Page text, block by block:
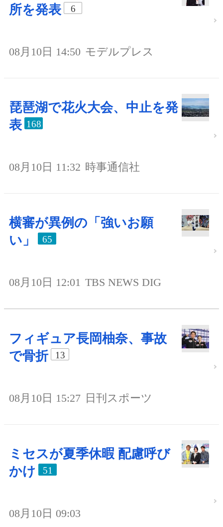
所を発表
6
08月10日 14:50 モデルプレス
琵琶湖で花火大会、中止を発
表 168
08月10日 11:32 時事通信社
横審が異例の「強いお願
い」
65
08月10日 12:01 TBS NEWS DIG
フィギュア長岡柚奈、事故
で骨折
13
08月10日 15:27 日刊スポーツ
ミセスが夏季休暇 配慮呼び
かけ
51
08月10日 09:03